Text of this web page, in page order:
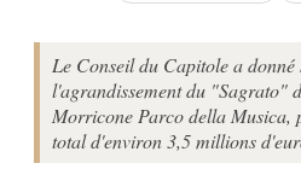
Le Conseil du Capitole a
l'agrandissement du "Sagrato"
Morricone Parco della Musica,
total d'environ 3,5 millions